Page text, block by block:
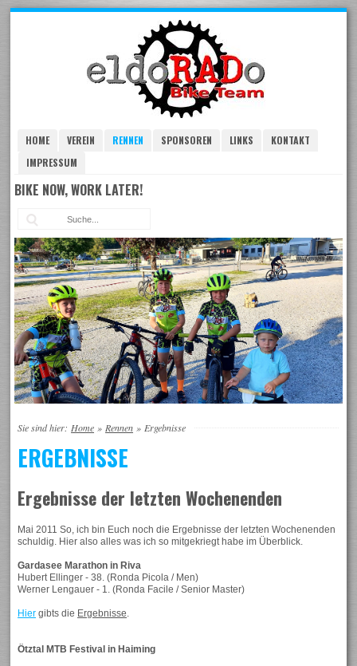
HOME VEREIN RENNEN SPONSOREN LINKS
KONTAKT
IMPRESSUM
BIKE NOW, WORK LATER!
Sie sind hier: Home » Rennen » Ergebnisse
ERGEBNISSE
Ergebnisse der letzten Wochenenden
Mai 2011 So, ich bin Euch noch die Ergebnisse der letzten Wochenenden
schuldig. Hier also alles was ich so mitgekriegt habe im Überblick.
Gardasee Marathon in Riva
Hubert Ellinger - 38. (Ronda Picola / Men)
Werner Lengauer - 1. (Ronda Facile / Senior Master)
Hier gibts die Ergebnisse
Ötztal MTB Festival in Haiming